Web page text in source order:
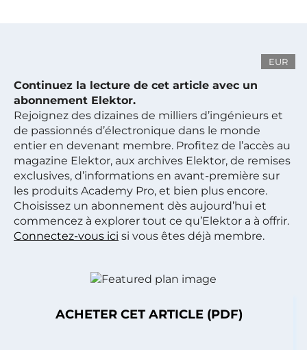
EUR
Continuez la lecture de cet article avec un
abonnement Elektor.
Rejoignez des dizaines de milliers d’ingénieurs et
de passionnés d’électronique dans le monde
entier en devenant membre. Profitez de l’accès au
magazine Elektor, aux archives Elektor, de remises
exclusives, d’informations en avant-première sur
les produits Academy Pro, et bien plus encore.
Choisissez un abonnement dès aujourd’hui et
commencez à explorer tout ce qu’Elektor a à offrir.
Connectez-vous ici si vous êtes déjà membre.
ACHETER CET ARTICLE (PDF)